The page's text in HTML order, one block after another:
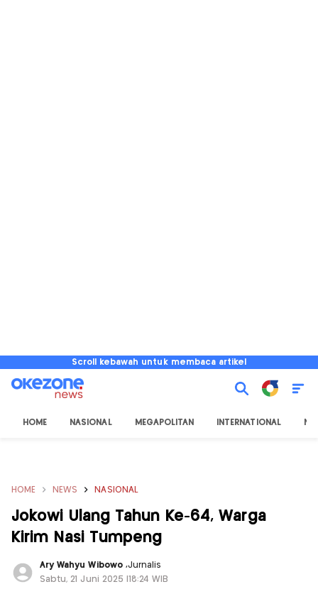
Scroll kebawah untuk membaca artikel
HOME NASIONAL MEGAPOLITAN INTERNATIONAL
HOME NEWS NASIONAL
Jokowi Ulang Tahun Ke-64, Warga
Kirim Nasi Tumpeng
Ary Wahyu Wibowo ,Jurnalis
Sabtu, 21 Juni 2025 |18:24 WIB